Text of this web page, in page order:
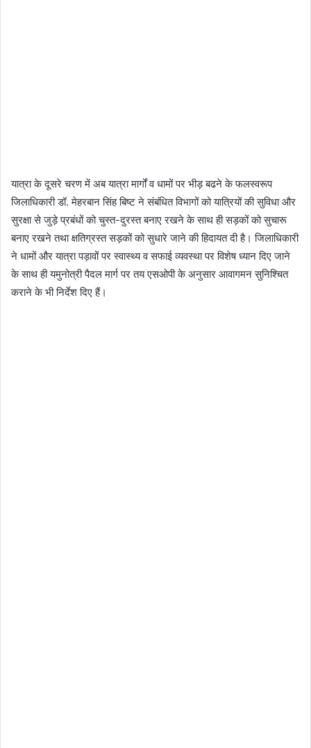
यात्रा के दूसरे चरण में अब यात्रा मार्गों व धामों पर भीड़ बढने के फलस्वरूप
जिलाधिकारी डॉ. मेहरबान सिंह बिष्ट ने संबंधित विभागों को यात्रियों की सुविधा और
सुरक्षा से जुड़े प्रबंधों को चुस्त-दुरस्त बनाए रखने के साथ ही सड़कों को सुचारू
बनाए रखने तथा क्षतिग्रस्त सड़कों को सुधारे जाने की हिदायत दी है। जिलाधिकारी
ने धामों और यात्रा पड़ावों पर स्वास्थ्य व सफाई व्यवस्था पर विशेष ध्यान दिए जाने
के साथ ही यमुनोत्री पैदल मार्ग पर तय एसओपी के अनुसार आवागमन सुनिश्चित
कराने के भी निर्देश दिए हैं।